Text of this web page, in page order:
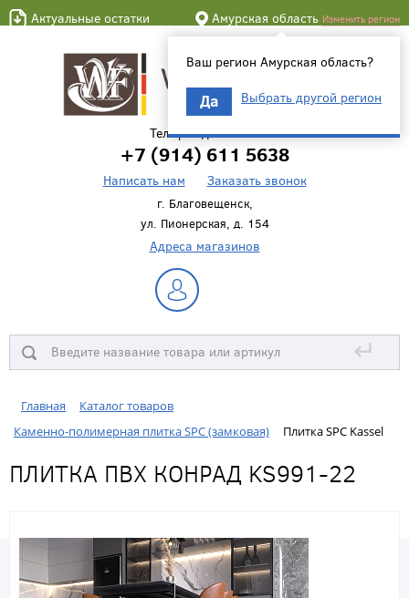
Актуальные остатки Амурская область Изменить регион
Ваш регион Амурская область?
Да Выбрать другой регион
Телефон для связи
+7 (914) 611 5638
Написать нам Заказать звонок
г. Благовещенск,
ул. Пионерская, д. 154
Адреса магазинов
↵
Главная
Каталог товаров
Каменно-полимерная плитка SPC (замковая)
Плитка SPC Kassel
ПЛИТКА ПВХ КОНРАД KS991-22